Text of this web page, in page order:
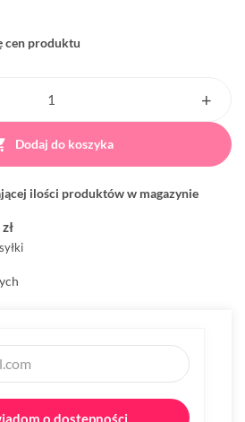
cen produktu
Dodaj do koszyka
ilości produktów w magazynie
o dostępności